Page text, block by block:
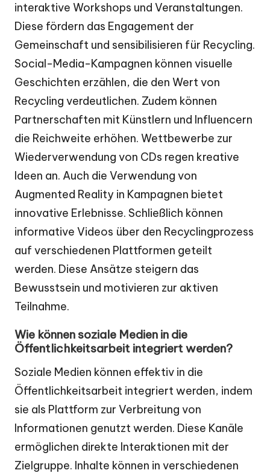
interaktive Workshops und Veranstaltungen.
Diese fördern das Engagement der
Gemeinschaft und sensibilisieren für Recycling.
Social-Media-Kampagnen können visuelle
Geschichten erzählen, die den Wert von
Recycling verdeutlichen. Zudem können
Partnerschaften mit Künstlern und Influencern
die Reichweite erhöhen. Wettbewerbe zur
Wiederverwendung von CDs regen kreative
Ideen an. Auch die Verwendung von
Augmented Reality in Kampagnen bietet
innovative Erlebnisse. Schließlich können
informative Videos über den Recyclingprozess
auf verschiedenen Plattformen geteilt
werden. Diese Ansätze steigern das
Bewusstsein und motivieren zur aktiven
Teilnahme.
Wie können soziale Medien in die
Öffentlichkeitsarbeit integriert werden?
Soziale Medien können effektiv in die
Öffentlichkeitsarbeit integriert werden, indem
sie als Plattform zur Verbreitung von
Informationen genutzt werden. Diese Kanäle
ermöglichen direkte Interaktionen mit der
Zielgruppe. Inhalte können in verschiedenen